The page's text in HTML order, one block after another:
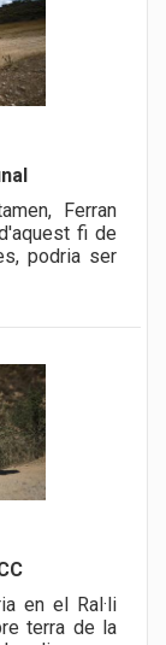
Ferran
fi de
podria ser
en el Ral·li
terra de la